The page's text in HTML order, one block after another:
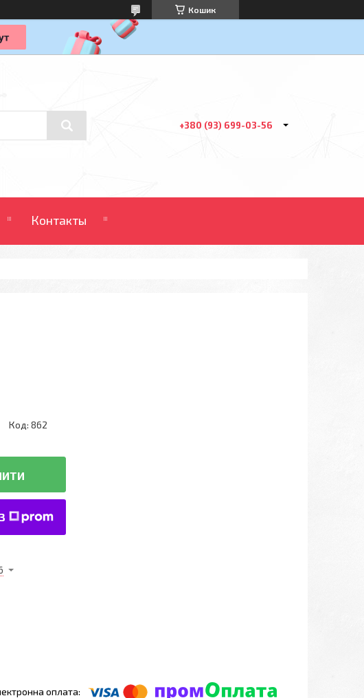
Кошик
+380 (93) 699-03-56
Контакты
Код: 862